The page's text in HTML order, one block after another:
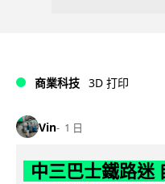
商業科技 3D 打印
Vin 1 日
中三巴士鐵路迷